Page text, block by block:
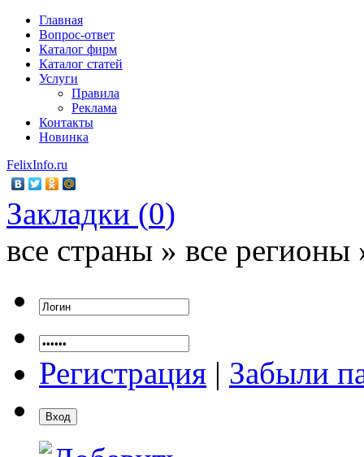
Главная
Вопрос-ответ
Каталог фирм
Каталог статей
Услуги
Правила
Реклама
Контакты
Новинка
FelixInfo.ru
Закладки (0)
все страны » все регионы
Регистрация | Забыли